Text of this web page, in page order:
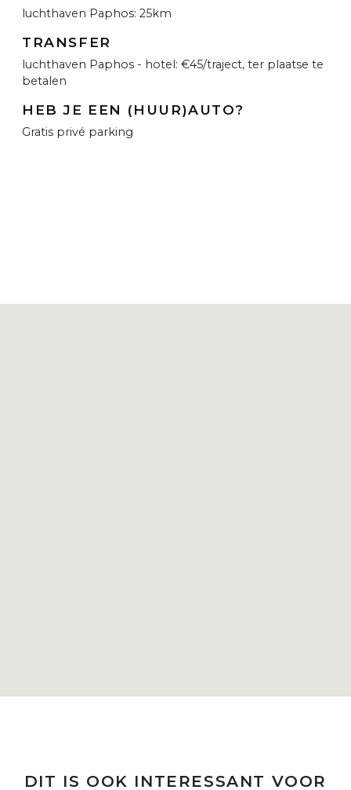
luchthaven Paphos: 25km
TRANSFER
luchthaven Paphos - hotel: €45/traject, ter plaatse te
betalen
HEB JE EEN (HUUR)AUTO?
Gratis privé parking
DIT IS OOK INTERESSANT VOOR